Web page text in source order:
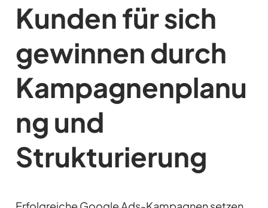
Kunden für sich
gewinnen durch
Kampagnenplanu
ng und
Strukturierung